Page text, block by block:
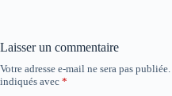
Laisser un commentaire
Votre adresse e-mail ne sera pas publiée.
indiqués avec *